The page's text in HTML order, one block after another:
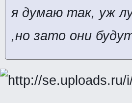
я думаю так, уж
,но зато они